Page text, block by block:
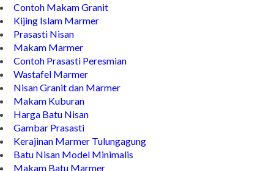
Contoh Makam Granit
Kijing Islam Marmer
Prasasti Nisan
Makam Marmer
Contoh Prasasti Peresmian
Wastafel Marmer
Nisan Granit dan Marmer
Makam Kuburan
Harga Batu Nisan
Gambar Prasasti
Kerajinan Marmer Tulungagung
Batu Nisan Model Minimalis
Makam Batu Marmer